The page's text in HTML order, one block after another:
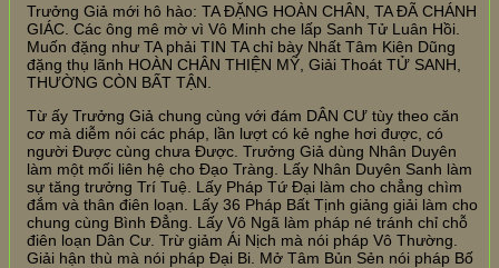
Trưởng Giả mới hô hào: TA ĐẶNG HOÀN CHÂN, TA ĐÃ CHÁNH
GIÁC. Các ông mê mờ vì Vô Minh che lấp Sanh Tử Luân Hồi.
Muốn đặng như TA phải TIN TA chỉ bày Nhất Tâm Kiên Dũng
đặng thụ lãnh HOÀN CHÂN THIỆN MỸ, Giải Thoát TỬ SANH,
THƯỜNG CÒN BẤT TẬN.
Từ ấy Trưởng Giả chung cùng với đám DÂN CƯ tùy theo căn
cơ mà diễm nói các pháp, lần lượt có kẻ nghe hơi được, có
người Được cùng chưa Được. Trưởng Giả dùng Nhân Duyên
làm một mối liên hệ cho Đạo Tràng. Lấy Nhân Duyên Sanh làm
sự tăng trưởng Trí Tuệ. Lấy Pháp Tứ Đại làm cho chẳng chìm
đắm và thân điên loạn. Lấy 36 Pháp Bất Tịnh giảng giải làm cho
chung cùng Bình Đẳng. Lấy Vô Ngã làm pháp né tránh chỉ chỗ
điên loạn Dân Cư. Trừ giảm Ái Nịch mà nói pháp Vô Thường.
Giải hận thù mà nói pháp Đại Bi. Mở Tâm Bủn Sẻn nói pháp Bố